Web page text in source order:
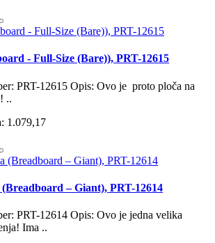
- Full-Size (Bare)), PRT-12615
PRT-12615 Opis: Ovo je proto ploča na
..
1.079,17
– Giant), PRT-12614
PRT-12614 Opis: Ovo je jedna velika
Ima ..